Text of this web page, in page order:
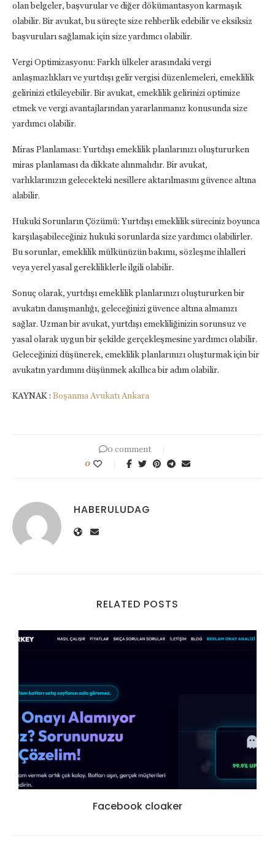
olan belgeler, başvurular ve diğer dökümantasyon karmaşık
olabilir. Bir avukat, bu süreçte size rehberlik edebilir ve eksiksiz
başvuruları sağlamak için size yardımcı olabilir.
Vergi Optimizasyonu: Farklı ülkeler arasındaki vergi
anlaşmazlıkları ve yurtdışı gelir vergisi düzenlemeleri, emeklilik
gelirinizi etkileyebilir. Bir avukat, emeklilik gelirinizi optimize
etmek ve vergi avantajlarından yararlanmanız konusunda size
yardımcı olabilir.
Miras Planlaması: Yurtdışı emeklilik planlarınızı oluştururken
miras planlaması da dikkate alınmalıdır. Bir avukat,
varlıklarınızın gelecekteki nesillere aktarılmasını güvence altına
alabilir.
Hukuki Sorunların Çözümü: Yurtdışı emeklilik süreciniz boyunca
karşılaşabileceğiniz hukuki sorunlarda size yardımcı olabilirler.
Bu sorunlar, emeklilik mülkünüzün bakımı, sözleşme ihlalleri
veya yerel yasal gerekliliklerle ilgili olabilir.
Sonuç olarak, yurtdışı emeklilik planlarınızı oluştururken bir
avukatın danışmanlığı, geleceğinizi güvence altına almanızı
sağlar. Uzman bir avukat, yurtdışı emekliliğinizin sorunsuz ve
yasal olarak uygun bir şekilde gerçekleşmesine yardımcı olabilir.
Geleceğinizi düşünerek, emeklilik planlarınızı oluşturmak için bir
avukatın yardımını düşünmek akıllıca bir adım olabilir.
KAYNAK : Boşanma Avukatı Ankara
0 comment
0
HABERULUDAG
RELATED POSTS
Facebook cloaker